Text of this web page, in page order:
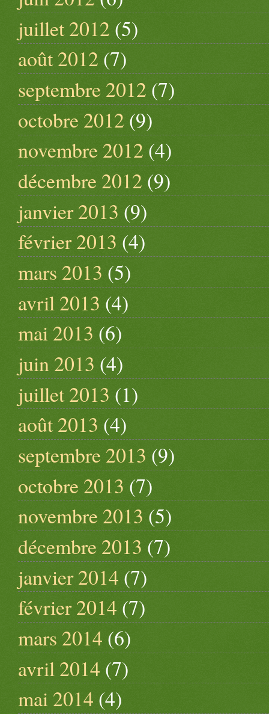
juillet 2012 (5)
août 2012 (7)
septembre 2012 (7)
octobre 2012 (9)
novembre 2012 (4)
décembre 2012 (9)
janvier 2013 (9)
février 2013 (4)
mars 2013 (5)
avril 2013 (4)
mai 2013 (6)
juin 2013 (4)
juillet 2013 (1)
août 2013 (4)
septembre 2013 (9)
octobre 2013 (7)
novembre 2013 (5)
décembre 2013 (7)
janvier 2014 (7)
février 2014 (7)
mars 2014 (6)
avril 2014 (7)
mai 2014 (4)